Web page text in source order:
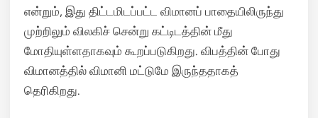
என்றும், இது திட்டமிடப்பட்ட விமானப் பாதையிலிருந்து
முற்றிலும் விலகிச் சென்று கட்டிடத்தின் மீது
மோதியுள்ளதாகவும் கூறப்படுகிறது. விபத்தின் போது
விமானத்தில் விமானி மட்டுமே இருந்ததாகத்
தெரிகிறது.